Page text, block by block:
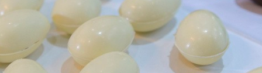
ARTE & CULTURA
MÚSICA
DÓNDE IR